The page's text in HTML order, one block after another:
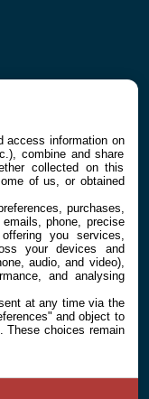
access information on
combine and share
collected on this
of us, or obtained
purchases,
phone, precise
you services,
your devices and
audio, and video),
and analysing
at any time via the
and object to
These choices remain